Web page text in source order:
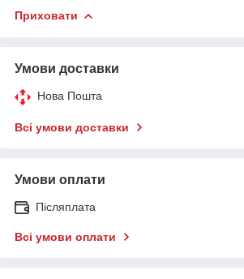
Приховати
Умови доставки
Нова Пошта
Всі умови доставки
Умови оплати
Післяплата
Всі умови оплати